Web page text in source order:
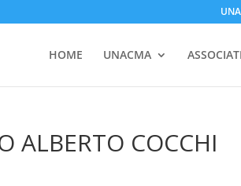
HOME UNACMA ASSOCIATI
ALBERTO COCCHI